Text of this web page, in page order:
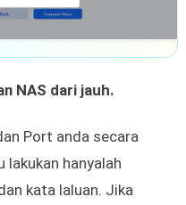
NAS dari jauh.
Port anda secara
lakukan hanyalah
kata laluan. Jika